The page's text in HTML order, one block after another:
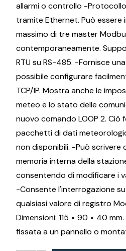
allarmi o controllo -
tramite Ethernet. Può
massimo di tre master
contemporaneamente.
RTU su RS-485. -Fornisce
possibile configurare
TCP/IP. Mostra anche le
meteo e lo stato delle
nuovo comando LOOP 2. Ciò
pacchetti di dati
non disponibili. -Può scrivere
memoria interna della
consentendo di modificare i
-Consente l'interrogazione
qualsiasi valore di registro
Dimensioni: 115 × 90 × 40
fissata a un pannello o